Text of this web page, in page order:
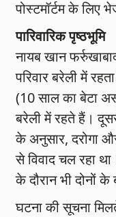
पोस्टमॉर्टम के लिए
पारिवारिक पृष्ठभूमि
नायब खान
परिवार बरेली में
(10 साल का बेटा
बरेली में रहते हैं।
के अनुसार, दरोगा
से विवाद चल रहा
के दौरान भी दोनों के
घटना की सूचना